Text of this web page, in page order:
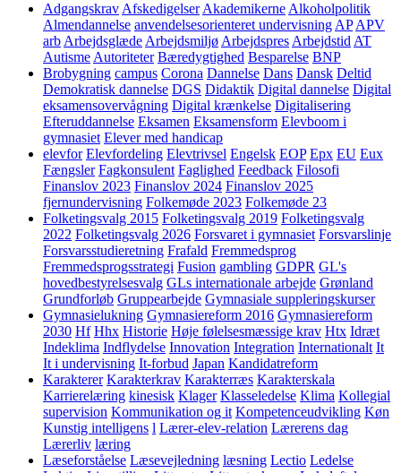
Adgangskrav Afskedigelser Akademikerne Alkoholpolitik
Almendannelse anvendelsesorienteret undervisning AP APV
arb Arbejdsglæde Arbejdsmiljø Arbejdspres Arbejdstid AT
Autisme Autoriteter Bæredygtighed Besparelse BNP
Brobygning campus Corona Dannelse Dans Dansk Deltid
Demokratisk dannelse DGS Didaktik Digital dannelse Digital
eksamensovervågning Digital krænkelse Digitalisering
Efteruddannelse Eksamen Eksamensform Elevboom i
gymnasiet Elever med handicap
elevfor Elevfordeling Elevtrivsel Engelsk EOP Epx EU Eux
Fængsler Fagkonsulent Faglighed Feedback Filosofi
Finanslov 2023 Finanslov 2024 Finanslov 2025
fjernundervisning Folkemøde 2023 Folkemøde 23
Folketingsvalg 2015 Folketingsvalg 2019 Folketingsvalg
2022 Folketingsvalg 2026 Forsvaret i gymnasiet Forsvarslinje
Forsvarsstudieretning Frafald Fremmedsprog
Fremmedsprogsstrategi Fusion gambling GDPR GL's
hovedbestyrelsesvalg GLs internationale arbejde Grønland
Grundforløb Gruppearbejde Gymnasiale suppleringskurser
Gymnasielukning Gymnasiereform 2016 Gymnasiereform
2030 Hf Hhx Historie Høje følelsesmæssige krav Htx Idræt
Indeklima Indflydelse Innovation Integration Internationalt It
It i undervisning It-forbud Japan Kandidatreform
Karakterer Karakterkrav Karakterræs Karakterskala
Karrierelæring kinesisk Klager Klasseledelse Klima Kollegial
supervision Kommunikation og it Kompetenceudvikling Køn
Kunstig intelligens l Lærer-elev-relation Lærerens dag
Lærerliv læring
Læseforståelse Læsevejledning læsning Lectio Ledelse